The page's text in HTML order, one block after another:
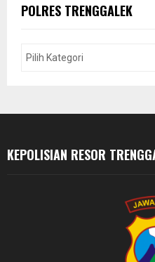
hPOLRES TRENGGALEK
KEPOLISIAN RESOR